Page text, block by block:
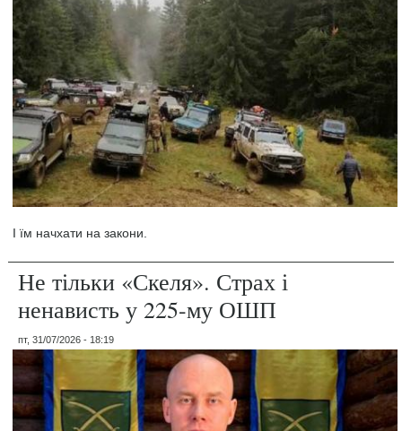
І їм начхати на закони.
Не тільки «Скеля». Страх і
ненависть у 225-му ОШП
пт, 31/07/2026 - 18:19